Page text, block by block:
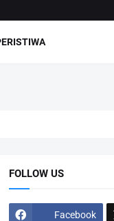
FOLLOW US
Facebook